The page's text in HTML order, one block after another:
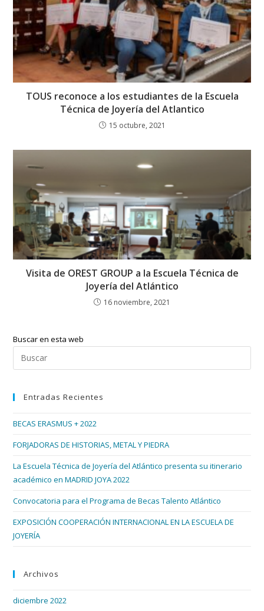
TOUS reconoce a los estudiantes de la Escuela
Técnica de Joyería del Atlantico
15 octubre, 2021
Visita de OREST GROUP a la Escuela Técnica de
Joyería del Atlántico
16 noviembre, 2021
Buscar en esta web
Entradas Recientes
BECAS ERASMUS + 2022
FORJADORAS DE HISTORIAS, METAL Y PIEDRA
La Escuela Técnica de Joyería del Atlántico presenta su itinerario
académico en MADRID JOYA 2022
Convocatoria para el Programa de Becas Talento Atlántico
EXPOSICIÓN COOPERACIÓN INTERNACIONAL EN LA ESCUELA DE
JOYERÍA
Archivos
diciembre 2022